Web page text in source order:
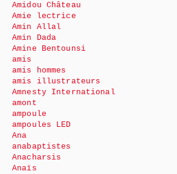
Amidou Château
Amie lectrice
Amin Allal
Amin Dada
Amine Bentounsi
amis
amis hommes
amis illustrateurs
Amnesty International
amont
ampoule
ampoules LED
Ana
anabaptistes
Anacharsis
Anaïs